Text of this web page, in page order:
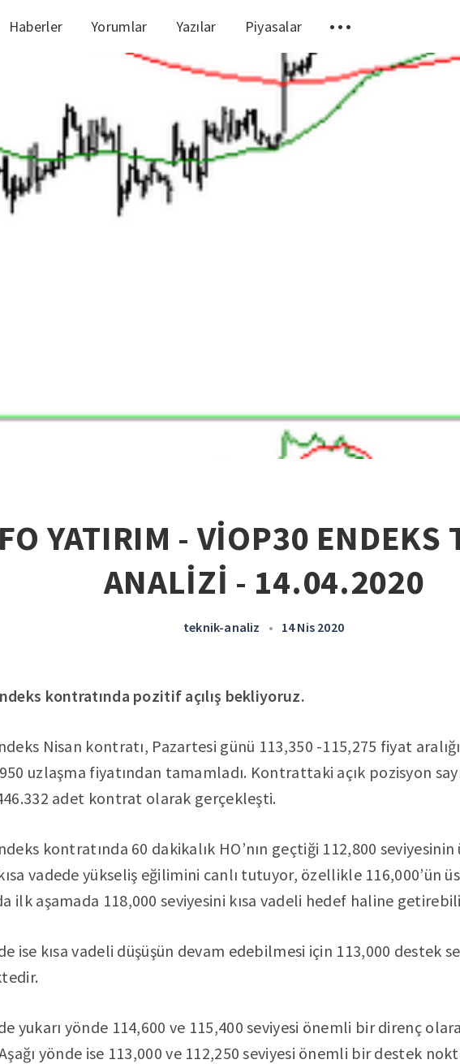
Haberler Yorumlar Yazılar Piyasalar
YATIRIM - VİOP30 ENDEKS
ANALİZİ - 14.04.2020
teknik-analiz • 14 Nis 2020
kontratında pozitif açılış bekliyoruz.
Nisan kontratı, Pazartesi günü 113,350 -115,275 fiyat
uzlaşma fiyatından tamamladı. Kontrattaki açık pozisyon
adet kontrat olarak gerçekleşti.
kontratında 60 dakikalık HO’nın geçtiği 112,800
vadede yükseliş eğilimini canlı tutuyor, özellikle 116,000’ün
ilk aşamada 118,000 seviyesini kısa vadeli hedef haline
ise kısa vadeli düşüşün devam edebilmesi için 113,000 destek
yukarı yönde 114,600 ve 115,400 seviyesi önemli bir direnç
yönde ise 113,000 ve 112,250 seviyesi önemli bir destek